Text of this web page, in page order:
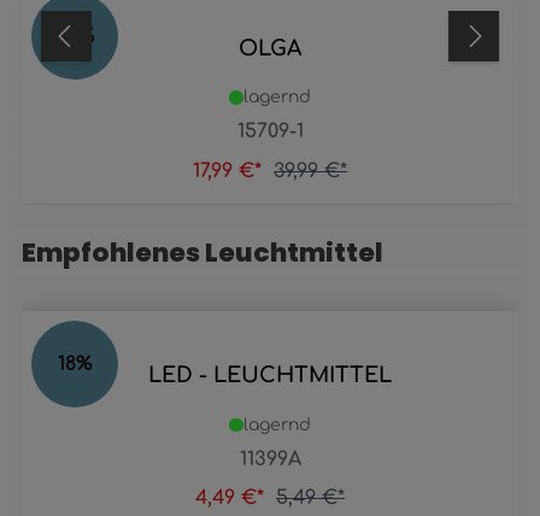
55 % OLGA
15709-1
lagernd
17,99 €* 39,99 €*
Produktgalerie überspringen
Empfohlenes Leuchtmittel
18% LED - LEUCHTMITTEL
11399A
lagernd
4,49 €* 5,49 €*